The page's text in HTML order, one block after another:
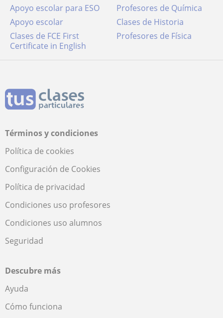
Apoyo escolar para ESO
Profesores de Química
Apoyo escolar
Clases de Historia
Clases de FCE First
Certificate in English
Profesores de Física
Términos y condiciones
Política de cookies
Configuración de Cookies
Política de privacidad
Condiciones uso profesores
Condiciones uso alumnos
Seguridad
Descubre más
Ayuda
Cómo funciona